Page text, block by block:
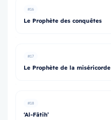
#16
Le Prophète des conquêtes
#17
Le Prophète de la miséricorde
#18
‘Al-Fātih’